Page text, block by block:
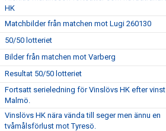
HK
Matchbilder från matchen mot Lugi 260130
50/50 lotteriet
Bilder från matchen mot Varberg
Resultat 50/50 lotteriet
Fortsatt serieledning för Vinslövs HK efter
Malmö.
Vinslövs HK nära vända till seger men ännu en
tvåmålsförlust mot Tyresö.